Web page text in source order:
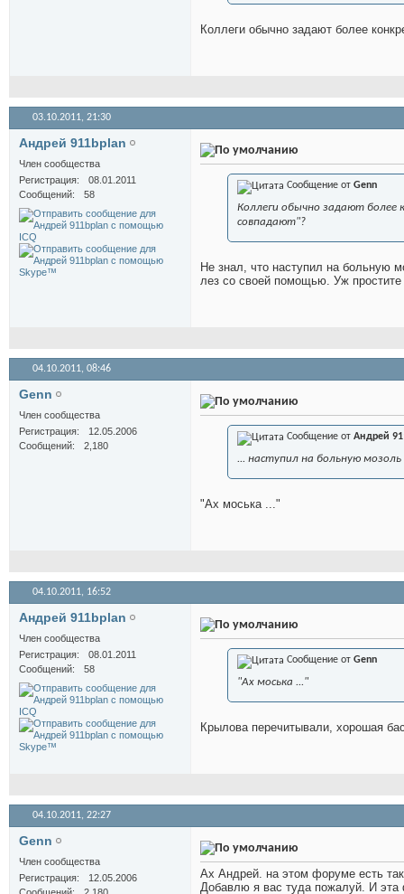
Коллеги обычно задают более
03.10.2011, 21:30
Андрей 911bplan
Член сообщества
Регистрация
08.01.2011
Сообщений
58
Сообщение от Genn
Коллеги обычно задают более
совпадают"?
Не знал, что наступил на больную
лез со своей помощью. Уж
04.10.2011, 08:46
Genn
Член сообщества
Регистрация
12.05.2006
Сообщений
2,180
Сообщение от Андрей
... наступил на больную мозоль
"Ах моська ..."
04.10.2011, 16:52
Андрей 911bplan
Член сообщества
Регистрация
08.01.2011
Сообщений
58
Сообщение от Genn
"Ах моська ..."
Крылова перечитывали, хорошая
04.10.2011, 22:27
Genn
Член сообщества
Регистрация
12.05.2006
Ах Андрей. на этом форуме есть
Добавлю я вас туда пожалуй. И эта